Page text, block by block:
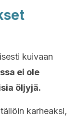
kuivaan
ei ole
öljyjä.
karheaksi,